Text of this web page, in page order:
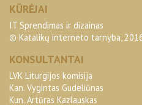
KŪRĖJAI
IT Sprendimas ir dizainas
© Katalikų interneto tarnyba,
KONSULTANTAI
LVK Liturgijos komisija
Kan. Vygintas Gudeliūnas
Kun. Artūras Kazlauskas